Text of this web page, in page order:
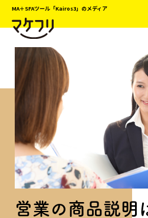
MA＋SFAツール「Kairos3」のメディア
営業の商品説明